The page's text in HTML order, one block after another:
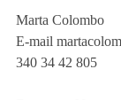
Marta Colombo
E-mail
340 34 42 805